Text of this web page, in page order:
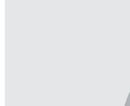
Я даю согласие на
соответствии с
и целями обработки